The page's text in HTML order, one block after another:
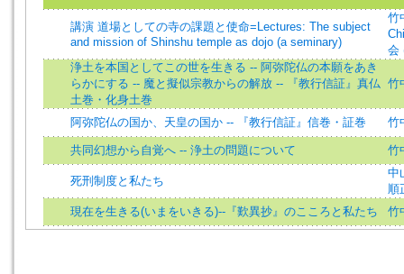
講演 道場としての寺の課題と使命=Lectures: The subject
and mission of Shinshu temple as dojo (a seminary)
竹
会
浄土を本国としてこの世を生きる -- 阿弥陀仏の本願をあき
らかにする -- 魔と擬似宗教からの解放 -- 『教行信証』真仏
土巻・化身土巻
竹
阿弥陀仏の国か、天皇の国か -- 『教行信証』信巻・証巻 竹
共同幻想から自覚へ -- 浄土の問題について 竹
死刑制度と私たち
中
順
現在を生きる(いまをいきる)--『歎異抄』のこころと私たち
竹